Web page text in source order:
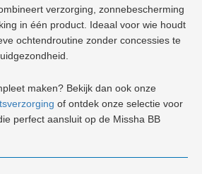
verzorging, zonnebescherming
in één product. Ideaal voor wie houdt
ochtendroutine zonder concessies te
maken? Bekijk dan ook onze
of ontdek onze selectie voor
perfect aansluit op de Missha BB